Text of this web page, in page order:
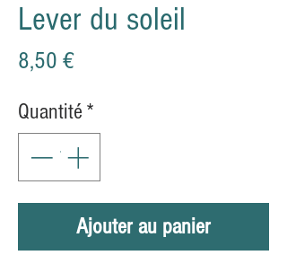
Lever du soleil
8,50 €Prix
Quantité *
Ajouter au panier